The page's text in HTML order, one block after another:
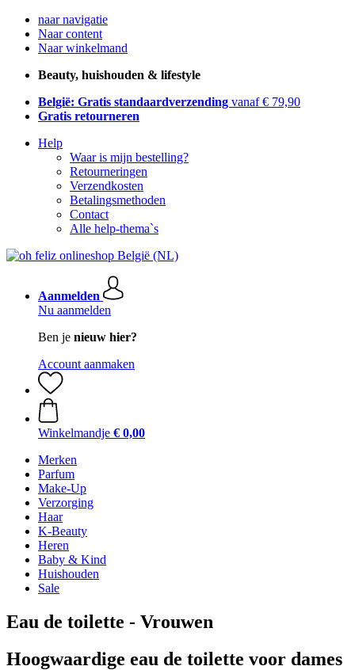
naar navigatie
Naar content
Naar winkelmand
Beauty, huishouden & lifestyle
België: Gratis standaardverzending vanaf € 79,90
Gratis retourneren
Help
Waar is mijn bestelling?
Retourneringen
Verzendkosten
Betalingsmethoden
Contact
Alle help-thema`s
Aanmelden
Nu aanmelden
Ben je nieuw hier?
Account aanmaken
Winkelmandje € 0,00
Merken
Parfum
Make-Up
Verzorging
Haar
K-Beauty
Heren
Baby & Kind
Huishouden
Sale
Eau de toilette - Vrouwen
Hoogwaardige eau de toilette voor dames